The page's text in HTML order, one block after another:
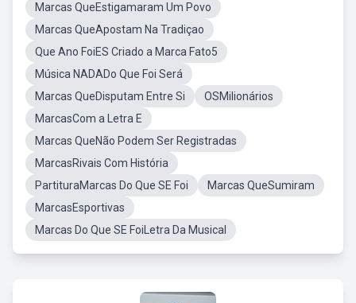
Marcas QueEstigamaram Um Povo
Marcas QueApostam Na Tradiçao
Que Ano FoiES Criado a Marca Fato5
Música NADADo Que Foi Será
Marcas QueDisputam Entre Si
OSMilionários
MarcasCom a Letra E
Marcas QueNão Podem Ser Registradas
MarcasRivais Com História
PartituraMarcas Do Que SE Foi
Marcas QueSumiram
MarcasEsportivas
Marcas Do Que SE FoiLetra Da Musical